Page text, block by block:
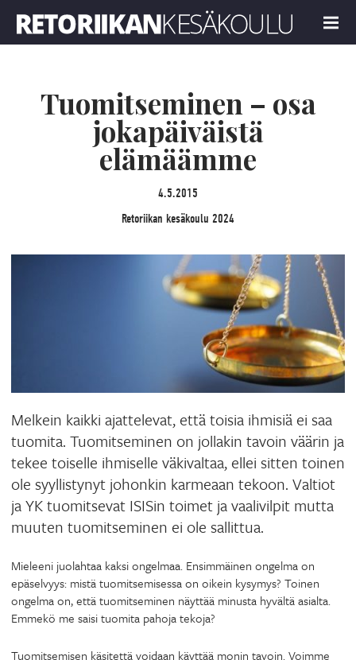
MENU
Tuomitseminen – osa
jokapäiväistä
elämäämme
4.5.2015
Retoriikan kesäkoulu 2024
Melkein kaikki ajattelevat, että toisia ihmisiä ei saa
tuomita. Tuomitseminen on jollakin tavoin väärin ja
tekee toiselle ihmiselle väkivaltaa, ellei sitten toinen
ole syyllistynyt johonkin karmeaan tekoon. Valtiot
ja YK tuomitsevat ISISin toimet ja vaalivilpit mutta
muuten tuomitseminen ei ole sallittua.
Mieleeni juolahtaa kaksi ongelmaa. Ensimmäinen ongelma on
epäselvyys: mistä tuomitsemisessa on oikein kysymys? Toinen
ongelma on, että tuomitseminen näyttää minusta hyvältä asialta.
Emmekö me saisi tuomita pahoja tekoja?
Tuomitsemisen käsitettä voidaan käyttää monin tavoin. Voimme